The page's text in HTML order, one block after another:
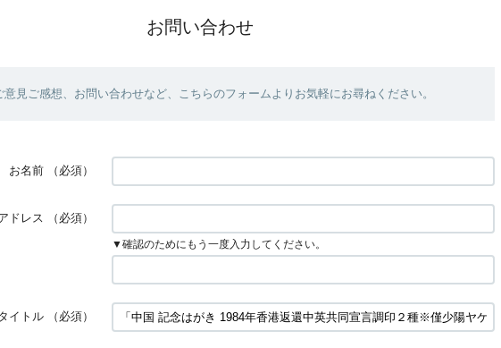
お問い合わせ
見ご感想、お問い合わせなど、こちらのフォームよりお気軽にお尋ねください。
お名前 （必須）
ドレス （必須）
▼確認のためにもう一度入力してください。
イトル （必須）